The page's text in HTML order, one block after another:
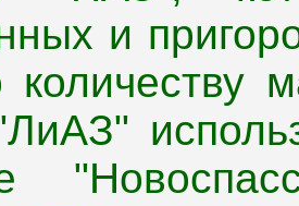
и
количеству